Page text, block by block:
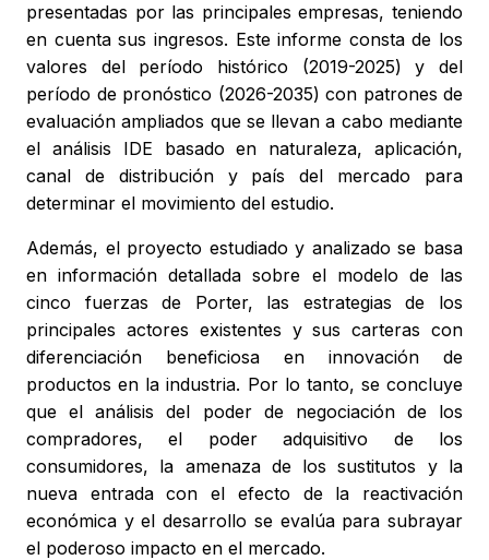
presentadas por las principales empresas, teniendo
en cuenta sus ingresos. Este informe consta de los
valores del período histórico (2019-2025) y del
período de pronóstico (2026-2035) con patrones de
evaluación ampliados que se llevan a cabo mediante
el análisis IDE basado en naturaleza, aplicación,
canal de distribución y país del mercado para
determinar el movimiento del estudio.
Además, el proyecto estudiado y analizado se basa
en información detallada sobre el modelo de las
cinco fuerzas de Porter, las estrategias de los
principales actores existentes y sus carteras con
diferenciación beneficiosa en innovación de
productos en la industria. Por lo tanto, se concluye
que el análisis del poder de negociación de los
compradores, el poder adquisitivo de los
consumidores, la amenaza de los sustitutos y la
nueva entrada con el efecto de la reactivación
económica y el desarrollo se evalúa para subrayar
el poderoso impacto en el mercado.